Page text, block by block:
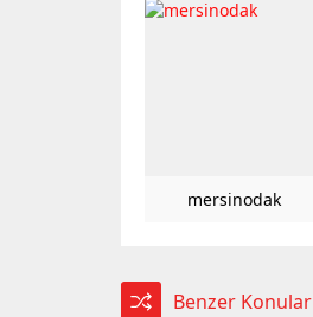
mersinodak
Benzer Konular